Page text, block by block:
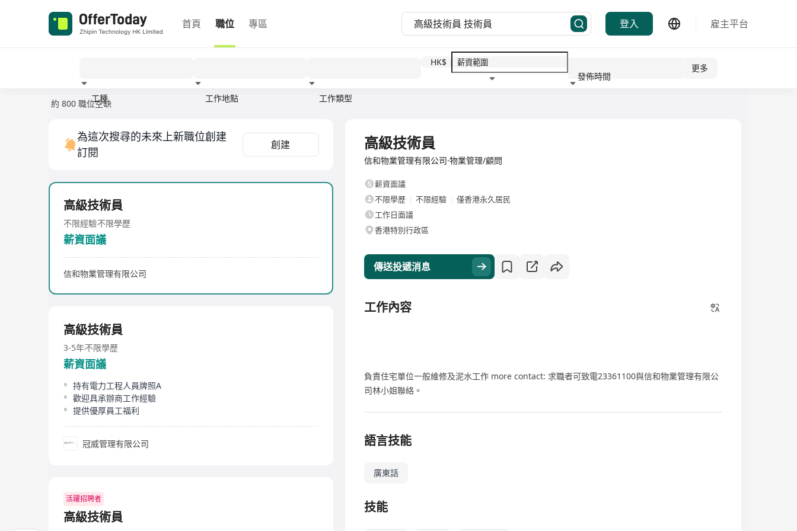
首頁 職位 專區 登入 雇主平台
工種 工作地點 工作類型
HK$
發佈時間
更多
約 800 職位空缺
為這次搜尋的未來上新職位創建
訂閱
創建
高級技術員
不限經驗不限學歷
薪資面議
信和物業管理有限公司
高級技術員
3-5年不限學歷
薪資面議
持有電力工程人員牌照A
歡迎具承辦商工作經驗
提供優厚員工福利
冠威管理有限公司
活躍招聘者
高級技術員
高級技術員
信和物業管理有限公司·物業管理/顧問
薪資面議
不限學歷
不限經驗
僅香港永久居民
工作日面議
香港特別行政區
傳送投遞消息
工作內容
負責住宅單位一般維修及泥水工作 more contact: 求職者可致電23361100與信和物業管理有限公
司林小姐聯絡。
語言技能
廣東話
技能